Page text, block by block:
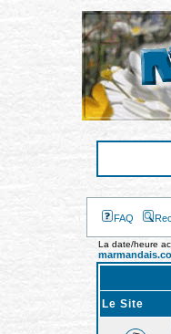
FAQ
La date/heure
Le Site